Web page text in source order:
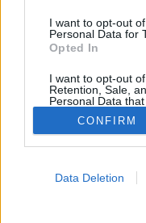
I want to opt-out
Personal Data for
Opted In
I want to opt-out
Retention, Sale,
Personal Data
Purposes for
Opted Out
CONFIRM
Data Deletion
2024. szeptember 09.
Küldés